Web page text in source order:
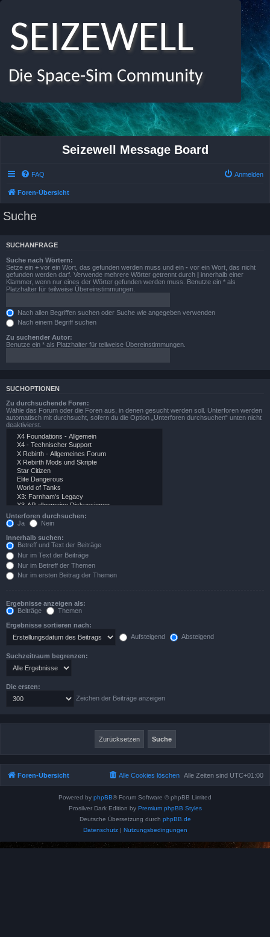
SEIZEWELL
Die Space-Sim Community
Seizewell Message Board
FAQ Anmelden
Foren-Übersicht
Suche
SUCHANFRAGE
Suche nach Wörtern:
Setze ein + vor ein Wort, das gefunden werden muss und ein - vor ein Wort, das nicht
gefunden werden darf. Verwende mehrere Wörter getrennt durch | innerhalb einer
Klammer, wenn nur eines der Wörter gefunden werden muss. Benutze ein * als
Platzhalter für teilweise Übereinstimmungen.
Nach allen Begriffen suchen oder Suche wie angegeben verwenden
Nach einem Begriff suchen
Zu suchender Autor:
Benutze ein * als Platzhalter für teilweise Übereinstimmungen.
SUCHOPTIONEN
Zu durchsuchende Foren:
Wähle das Forum oder die Foren aus, in denen gesucht werden soll. Unterforen werden
automatisch mit durchsucht, sofern du die Option „Unterforen durchsuchen“ unten nicht
deaktivierst.
Unterforen durchsuchen:
Ja
Nein
Innerhalb suchen:
Betreff und Text der Beiträge
Nur im Text der Beiträge
Nur im Betreff der Themen
Nur im ersten Beitrag der Themen
Ergebnisse anzeigen als:
Beiträge
Themen
Ergebnisse sortieren nach:
Aufsteigend
Absteigend
Suchzeitraum begrenzen:
Die ersten:
Zeichen der Beiträge anzeigen
Foren-Übersicht Alle Zeiten sind UTC+01:00
Alle Cookies löschen
Powered by phpBB® Forum Software © phpBB Limited
Prosilver Dark Edition by Premium phpBB Styles
Deutsche Übersetzung durch phpBB.de
Datenschutz| Nutzungsbedingungen